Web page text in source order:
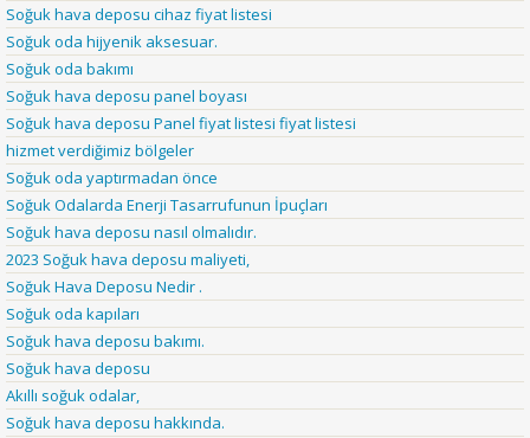
Soğuk hava deposu cihaz fiyat listesi
Soğuk oda hijyenik aksesuar.
Soğuk oda bakımı
Soğuk hava deposu panel boyası
Soğuk hava deposu Panel fiyat listesi fiyat listesi
hizmet verdiğimiz bölgeler
Soğuk oda yaptırmadan önce
Soğuk Odalarda Enerji Tasarrufunun İpuçları
Soğuk hava deposu nasıl olmalıdır.
2023 Soğuk hava deposu maliyeti,
Soğuk Hava Deposu Nedir .
Soğuk oda kapıları
Soğuk hava deposu bakımı.
Soğuk hava deposu
Akıllı soğuk odalar,
Soğuk hava deposu hakkında.